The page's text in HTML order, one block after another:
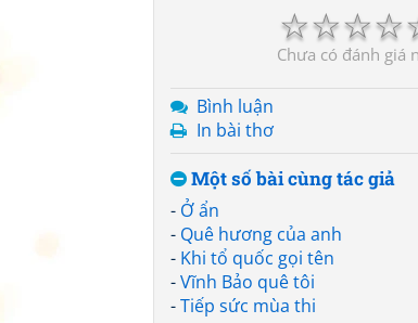
☆
☆
☆
☆
Chưa có đánh giá
Bình luận
In bài thơ
Một số bài cùng tác giả
- Ở ẩn
- Quê hương của anh
- Khi tổ quốc gọi tên
-Vĩnh Bảo quê tôi
-Tiếp sức mùa thi